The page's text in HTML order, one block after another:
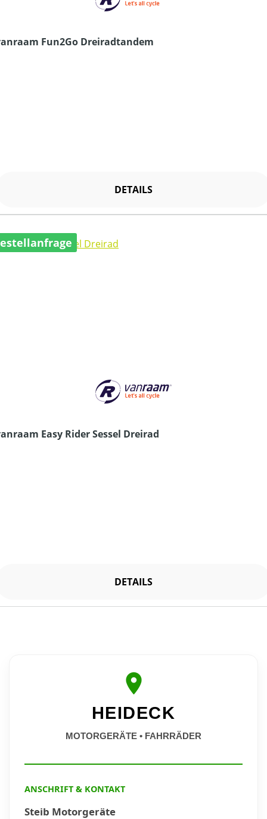
Fun2Go Dreiradtandem
DETAILS
Easy Rider Sessel Dreirad
DETAILS
HEIDECK
MOTORGERÄTE • FAHRRÄDER
ANSCHRIFT & KONTAKT
Steib Motorgeräte